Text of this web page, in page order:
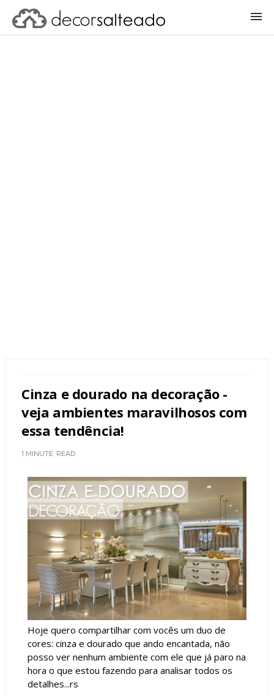
Cinza e dourado na decoração -
veja ambientes maravilhosos com
essa tendência!
1 MINUTE READ
Hoje quero compartilhar com vocês um duo de
cores: cinza e dourado que ando encantada, não
posso ver nenhum ambiente com ele que já paro na
hora o que estou fazendo para analisar todos os
detalhes...rs